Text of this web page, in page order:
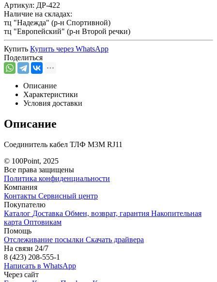
Артикул: ДР-422
Наличие на складах:
тц "Надежда" (р-н Спортивной)
тц "Европейский" (р-н Второй речки)
Купить Купить через WhatsApp
Поделиться
Описание
Характеристики
Условия доставки
Описание
Соединитель кабел ТЛФ М3М RJ11
© 100Point, 2025
Все права защищены
Политика конфиденциальности
Компания
Контакты Сервисный центр
Покупателю
Каталог Доставка Обмен, возврат, гарантия Накопительная
карта Оптовикам
Помощь
Отслеживание посылки Скачать драйвера
На связи 24/7
8 (423) 208-555-1
Написать в WhatsApp
Через сайт